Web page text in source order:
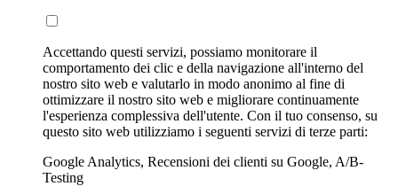
Accettando questi servizi, possiamo monitorare il
comportamento dei clic e della navigazione all'interno del
nostro sito web e valutarlo in modo anonimo al fine di
ottimizzare il nostro sito web e migliorare continuamente
l'esperienza complessiva dell'utente. Con il tuo consenso, su
questo sito web utilizziamo i seguenti servizi di terze parti:
Google Analytics, Recensioni dei clienti su Google, A/B-
Testing